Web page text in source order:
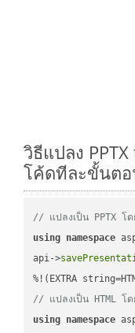
วิธีแปลง
โค้ดทีละขั้นต
// แปลงเป็น PPTX โ
using namespace
api->
// แปลงเป็น HTML โด
using namespace